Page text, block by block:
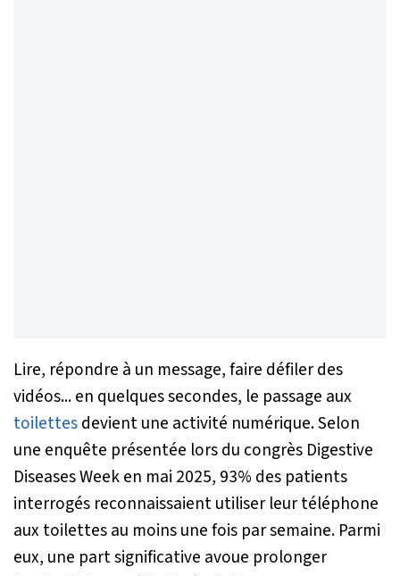
Lire, répondre à un message, faire défiler des
vidéos... en quelques secondes, le passage aux
toilettesdevient une activité numérique. Selon
une enquête présentée lors du congrès Digestive
Diseases Week en mai 2025, 93% des patients
interrogés reconnaissaient utiliser leur téléphone
aux toilettes au moins une fois par semaine. Parmi
eux, une part significative avoue prolonger